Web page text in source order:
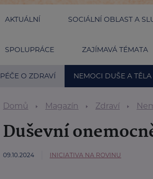
AKTUÁLNÍ SOCIÁLNÍ OBLAST A
SPOLUPRÁCE ZAJÍMAVÁ TÉMATA
PÉČE O ZDRAVÍ NEMOCI DUŠE A TĚLA
Domů Magazín Zdraví
Duševní
09.10.2024 INICIATIVA NA ROVINU